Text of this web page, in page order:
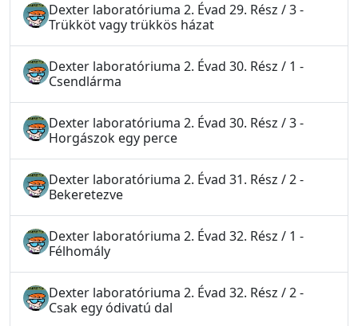
Dexter laboratóriuma 2. Évad 29. Rész / 3 -
Trükköt vagy trükkös házat
Dexter laboratóriuma 2. Évad 30. Rész / 1 -
Csendlárma
Dexter laboratóriuma 2. Évad 30. Rész / 3 -
Horgászok egy perce
Dexter laboratóriuma 2. Évad 31. Rész / 2 -
Bekeretezve
Dexter laboratóriuma 2. Évad 32. Rész / 1 -
Félhomály
Dexter laboratóriuma 2. Évad 32. Rész / 2 -
Csak egy ódivatú dal